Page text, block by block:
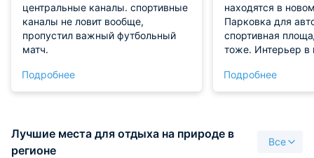
центральные каналы. спортивные
каналы не ловит вообще,
пропустил важный футбольный
матч.
Подробнее
находятся в
Парковка для
спортивная
тоже. Интерьер в
камина только
антуража. В
эксплуатации.
положительные
Подробнее
Лучшие места для отдыха на природе в
регионе
Все